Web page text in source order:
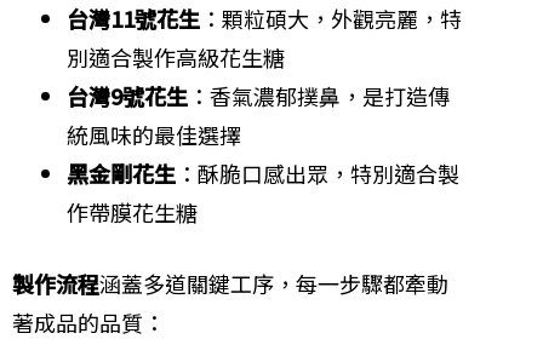
台灣11號花生 ：顆粒碩大，外觀亮麗，特
別適合製作高級花生糖
台灣9號花生 ：香氣濃郁撲鼻，是打造傳
統風味的最佳選擇
黑金剛花生 ：酥脆口感出眾，特別適合製
作帶膜花生糖
製作流程涵蓋多道關鍵工序，每一步驟都牽動
著成品的品質：